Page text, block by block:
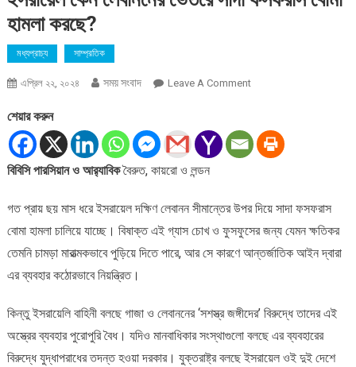
হামলা করছে?
মধ্যপ্রাচ্য সাম্প্রতিক
এপ্রিল ২২, ২০২৪ সময় সংবাদ Leave A CommentOn
লেবাননের
ভেতরে
বোমা
হামলা
করছে?
শেয়ার করুন
বিবিসি পারসিয়ান ও আর‍্যাবিকবৈরুত, কায়রো ও লন্ডন
গত প্রায় ছয় মাস ধরে ইসরায়েল দক্ষিণ লেবানন সীমান্তের উপর দিয়ে সাদা ফসফরাস
বোমা হামলা চালিয়ে যাচ্ছে। বিষাক্ত এই গ্যাস চোখ ও ফুসফুসের জন্য যেমন ক্ষতিকর
তেমনি চামড়া মারাত্মকভাবে পুড়িয়ে দিতে পারে, আর সে কারণে আন্তর্জাতিক আইন দ্বারা
এর ব্যবহার কঠোরভাবে নিয়ন্ত্রিত।
কিন্তু ইসরায়েলি বাহিনী বলছে গাজা ও লেবাননের ‘সশস্ত্র জঙ্গীদের’ বিরুদ্ধে তাদের এই
অস্ত্রের ব্যবহার পুরোপুরি বৈধ। যদিও মানবাধিকার সংস্থাগুলো বলছে এর ব্যবহারের
বিরুদ্ধে যুদ্ধাপরাধের তদন্ত হওয়া দরকার। যুক্তরাষ্ট্র বলছে ইসরায়েল ওই দুই দেশে